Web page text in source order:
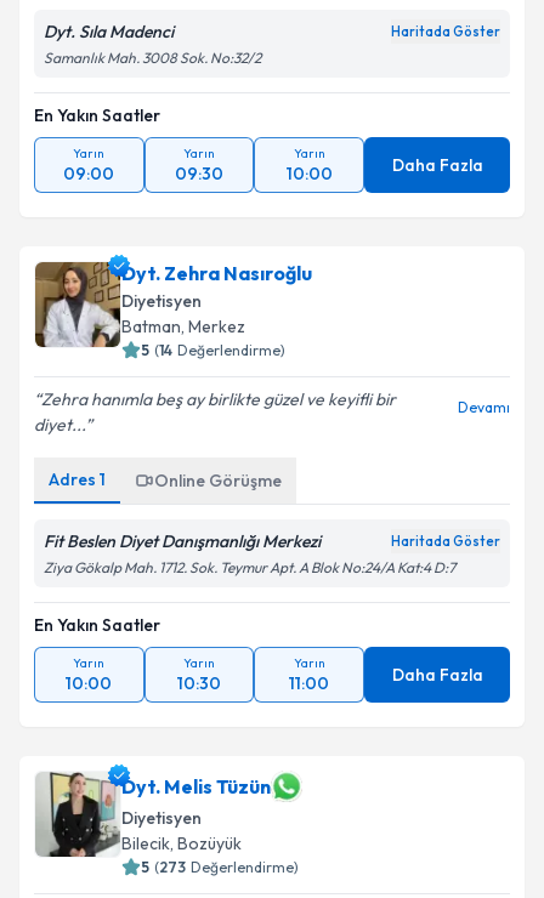
Dyt. Sıla Madenci Haritada Göster
Samanlık Mah. 3008 Sok. No:32/2
En Yakın Saatler
Yarın
09:00
Yarın
09:30
Yarın
10:00 Daha Fazla
Dyt. Zehra Nasıroğlu
Diyetisyen
Batman, Merkez
5 (14 Değerlendirme)
Zehra hanımla beş ay birlikte güzel ve keyifli bir
diyet...
Devamı
Adres 1 Online Görüşme
Fit Beslen Diyet Danışmanlığı Merkezi Haritada Göster
Ziya Gökalp Mah. 1712. Sok. Teymur Apt. A Blok No:24/A Kat:4 D:7
En Yakın Saatler
Yarın
10:00
Yarın
10:30
Yarın
11:00 Daha Fazla
Dyt. Melis Tüzün
Diyetisyen
Bilecik, Bozüyük
5 (273 Değerlendirme)